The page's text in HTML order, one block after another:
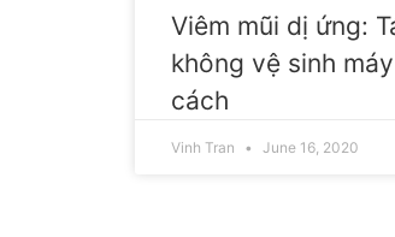
Viêm mũi dị ứng:
không vệ sinh
cách
Vinh Tran June 16, 2020